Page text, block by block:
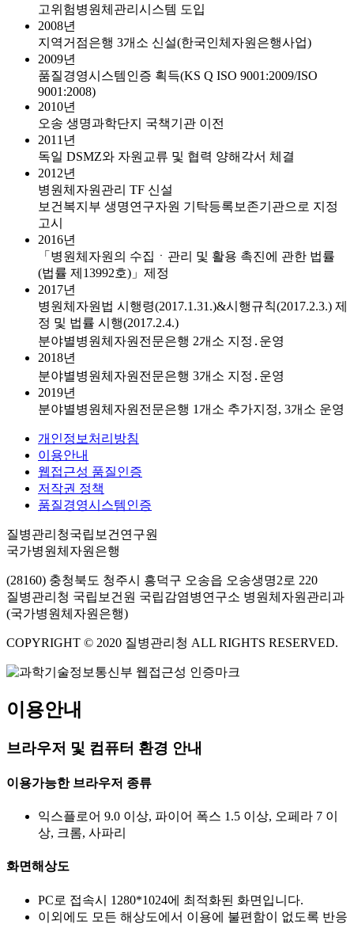
고위험병원체관리시스템 도입
2008년
지역거점은행 3개소 신설(한국인체자원은행사업)
2009년
품질경영시스템인증 획득(KS Q ISO 9001:2009/ISO
9001:2008)
2010년
오송 생명과학단지 국책기관 이전
2011년
독일 DSMZ와 자원교류 및 협력 양해각서 체결
2012년
병원체자원관리 TF 신설
보건복지부 생명연구자원 기탁등록보존기관으로 지정
고시
2016년
「병원체자원의 수집ㆍ관리 및 활용 촉진에 관한 법률
(법률 제13992호)」제정
2017년
병원체자원법 시행령(2017.1.31.)&시행규칙(2017.2.3.) 제
정 및 법률 시행(2017.2.4.)
분야별병원체자원전문은행 2개소 지정․운영
2018년
분야별병원체자원전문은행 3개소 지정․운영
2019년
분야별병원체자원전문은행 1개소 추가지정, 3개소 운영
개인정보처리방침
이용안내
웹접근성 품질인증
저작권 정책
품질경영시스템인증
질병관리청국립보건연구원
국가병원체자원은행
(28160) 충청북도 청주시 흥덕구 오송읍 오송생명2로 220
질병관리청 국립보건원 국립감염병연구소 병원체자원관리과
(국가병원체자원은행)
COPYRIGHT © 2020 질병관리청 ALL RIGHTS RESERVED.
이용안내
브라우저 및 컴퓨터 환경 안내
이용가능한 브라우저 종류
익스플로어 9.0 이상, 파이어 폭스 1.5 이상, 오페라 7 이
상, 크롬, 사파리
화면해상도
PC로 접속시 1280*1024에 최적화된 화면입니다.
이외에도 모든 해상도에서 이용에 불편함이 없도록 반응